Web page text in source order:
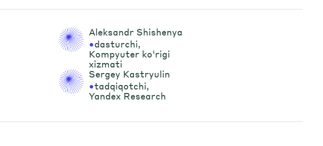
Aleksandr Shishenya
•dasturchi,
Kompyuter ko‘rigi
xizmati
Sergey Kastryulin
•tadqiqotchi,
Yandex Research